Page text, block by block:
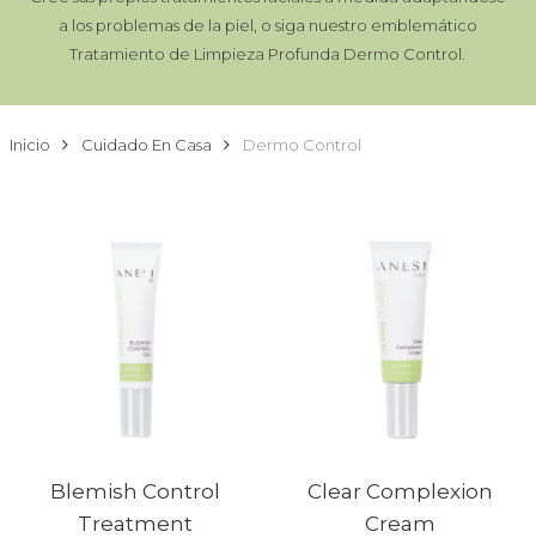
a los problemas de la piel, o siga nuestro emblemático
Tratamiento de Limpieza Profunda Dermo Control.
Inicio Cuidado En Casa Dermo Control
Blemish Control
Treatment
Clear Complexion
Cream